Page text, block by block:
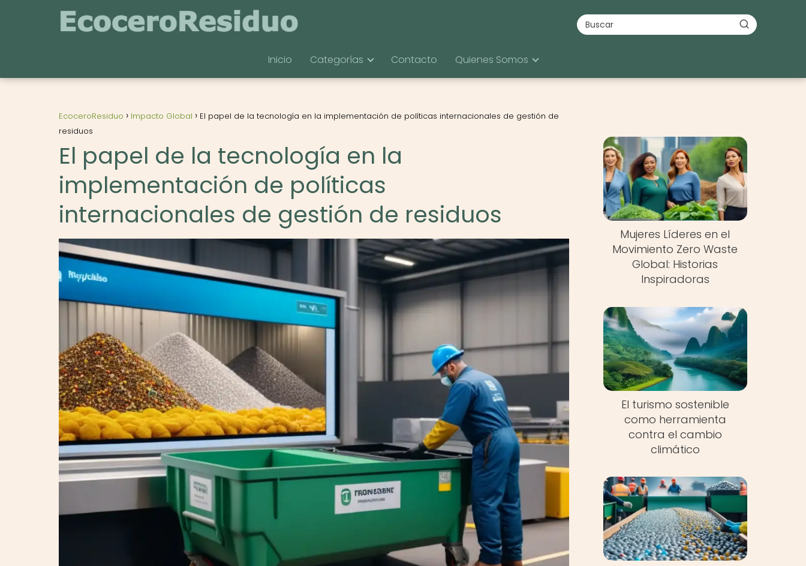
Inicio Categorías Contacto Quienes Somos
EcoceroResiduo Impacto Global
El papel de la tecnología en la implementación de políticas internacionales de gestión de
residuos
El papel de la tecnología en la
implementación de políticas
internacionales de gestión de residuos
Nuevo
Mujeres Líderes en el
Movimiento Zero Waste
Global: Historias
Inspiradoras
El turismo sostenible
como herramienta
contra el cambio
climático